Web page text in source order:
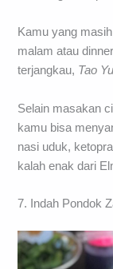
kerap menjadikan
ini sebagai
malam atau
terjangkau,Tao
Selain masakan
nasi uduk,
7. Indah Pondok